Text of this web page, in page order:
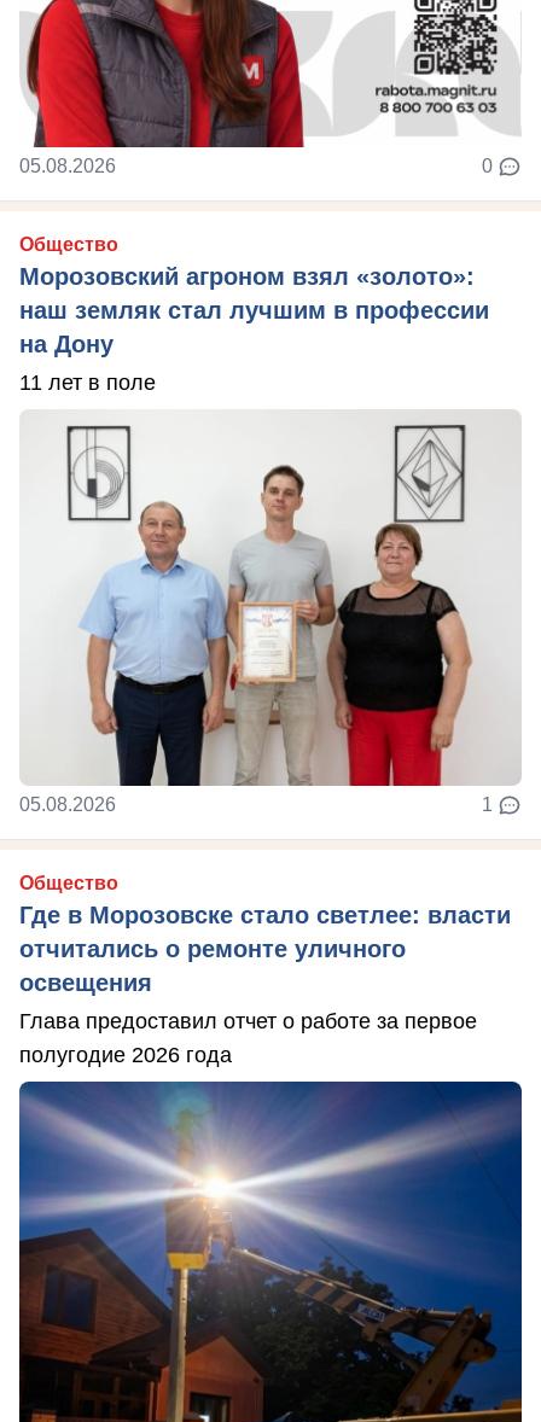
05.08.2026 0
Общество
Морозовский агроном взял «золото»:
наш земляк стал лучшим в профессии
на Дону
11 лет в поле
05.08.2026 1
Общество
Где в Морозовске стало светлее: власти
отчитались о ремонте уличного
освещения
Глава предоставил отчет о работе за первое
полугодие 2026 года